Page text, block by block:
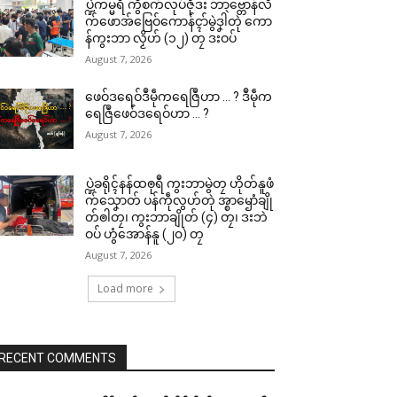
ပ္ဍဲကမ္မရဳ ကွဳစက်လုပ်ဇီုဒး ဘာဗ္တောန်လိ
က်ဖောအ်ဗြေဝ်ကောန်ၚာ်မွဲဒၞါဲတုဲ ကော
န်ကွးဘာ လၟိဟ် (၁၂) တၠ ဒးဝပ်
August 7, 2026
ဖေဝ်ဒရေဝ်ဒဳမဵုကရေဇြဳဟာ … ? ဒဳမဵုက
ရေဇြဳဖေဝ်ဒရေဝ်ဟာ … ?
August 7, 2026
ပ္ဍဲခရိုၚ်နန်ထၜုရဳ ကွးဘာမွဲတၠ ဟိုတ်နူဖံ
က်သၞောတ် ပန်ကဵုလွဟ်တုဲ အ္စာၝောံချို
တ်ၜါတၠ၊ ကွးဘာချိုတ် (၄) တၠ၊ ဒးဘဲ
ဝပ် ဟွံအောန်နူ (၂၀) တၠ
August 7, 2026
Load more
COMMENTS